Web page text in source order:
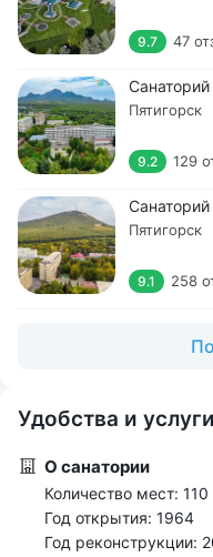
9.7 47
Пятигорск
9.2 129
Пятигорск
9.1 258
Удобства и услуги
О санатории
Количество мест: 110
Год открытия: 1964
Год реконструкции: